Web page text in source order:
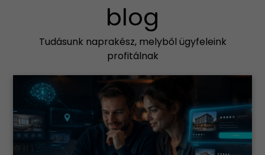
blog
Tudásunk naprakész, melyből ügyfeleink
profitálnak